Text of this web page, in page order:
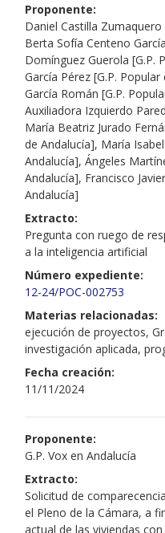
Proponente:
Daniel Castilla
Berta Sofía Centeno
Domínguez Guerola [G.P.
García Pérez [G.P.
García Román [G.P.
Auxiliadora Izquierdo
María Beatriz Jurado
de Andalucía], María
Andalucía], Ángeles
Andalucía], Francisco
Andalucía]
Extracto:
Pregunta con ruego de
a la inteligencia artificial
Número expediente:
12-24/POC-002753
Materias relacionadas:
ejecución de proyectos,
investigación aplicada,
Fecha creación:
11/11/2024
Proponente:
G.P. Vox en Andalucía
Extracto:
Solicitud de
el Pleno de la Cámara, a
actual de las viviendas